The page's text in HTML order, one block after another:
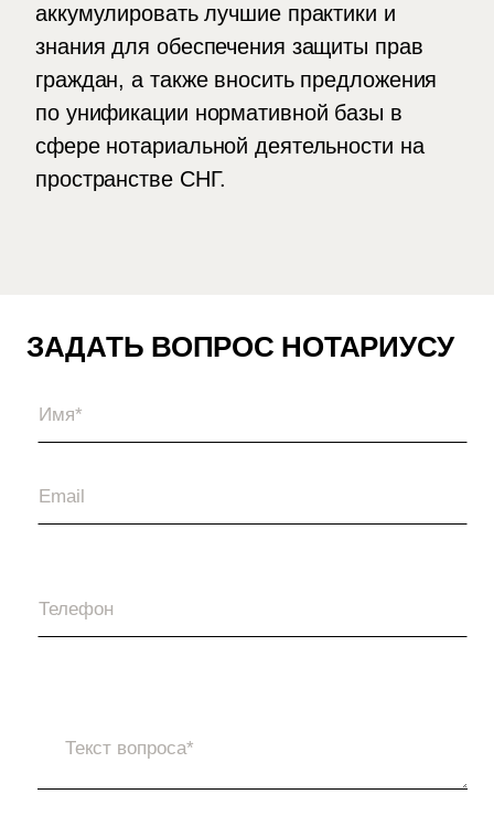
аккумулировать лучшие практики и
знания для обеспечения защиты прав
граждан, а также вносить предложения
по унификации нормативной базы в
сфере нотариальной деятельности на
пространстве СНГ.
ЗАДАТЬ ВОПРОС НОТАРИУСУ